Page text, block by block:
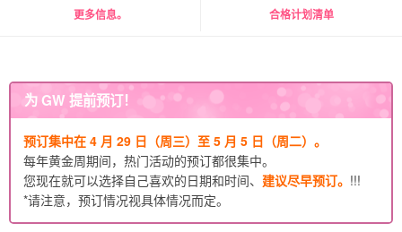
更多信息。 合格计划清单
为 GW 提前预订！
预订集中在 4 月 29 日（周三）至 5 月 5 日（周二）。
每年黄金周期间，热门活动的预订都很集中。
您现在就可以选择自己喜欢的日期和时间、 建议尽早预订。 !!!
*请注意，预订情况视具体情况而定。